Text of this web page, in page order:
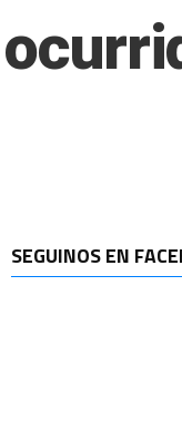
SEGUINOS EN